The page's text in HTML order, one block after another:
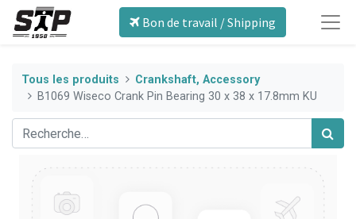
Bon de travail / Shipping
Tous les produits
Crankshaft, Accessory
B1069 Wiseco Crank Pin Bearing 30 x 38 x 17.8mm KU